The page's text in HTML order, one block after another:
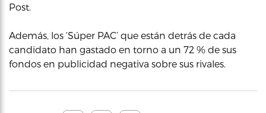
Post.
Además, los ‘Súper PAC’ que están detrás de cada
candidato han gastado en torno a un 72 % de sus
fondos en publicidad negativa sobre sus rivales.